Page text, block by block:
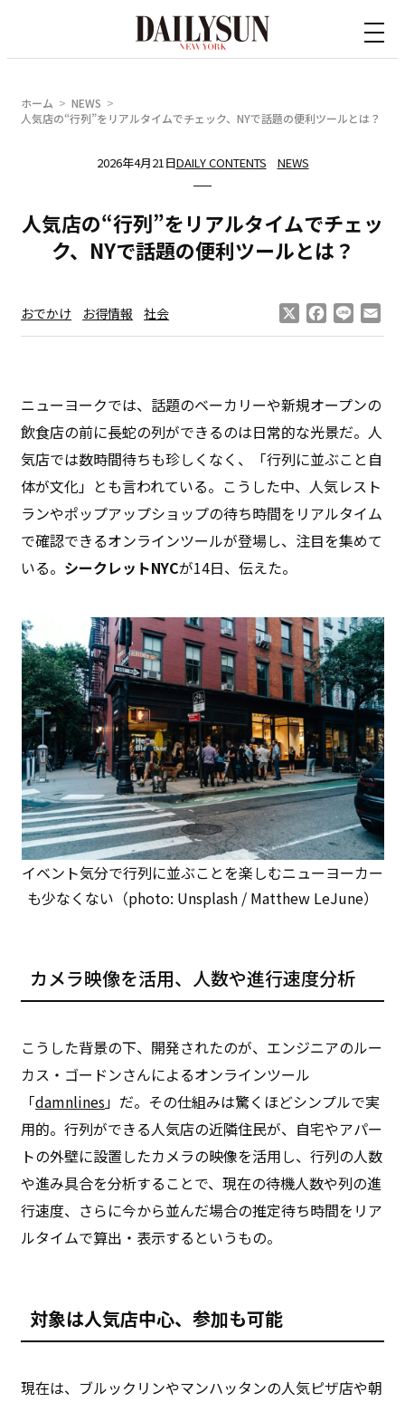
ホーム
NEWS
人気店の“行列”をリアルタイムでチェック、NYで話題の便利ツールとは？
2026年4月21日DAILY CONTENTS NEWS
人気店の“行列”をリアルタイムでチェッ
ク、NYで話題の便利ツールとは？
おでかけ お得情報 社会 Facebook
Line
ニューヨークでは、話題のベーカリーや新規オープンの
飲食店の前に長蛇の列ができるのは日常的な光景だ。人
気店では数時間待ちも珍しくなく、「行列に並ぶこと自
体が文化」とも言われている。こうした中、人気レスト
ランやポップアップショップの待ち時間をリアルタイム
で確認できるオンラインツールが登場し、注目を集めて
いる。 シークレットNYCが14日、伝えた。
イベント気分で行列に並ぶことを楽しむニューヨーカー
も少なくない（photo: Unsplash / Matthew LeJune）
カメラ映像を活用、人数や進行速度分析
こうした背景の下、開発されたのが、エンジニアのルー
カス・ゴードンさんによるオンラインツール
「damnlines」だ。その仕組みは驚くほどシンプルで実
用的。行列ができる人気店の近隣住民が、自宅やアパー
トの外壁に設置したカメラの映像を活用し、行列の人数
や進み具合を分析することで、現在の待機人数や列の進
行速度、さらに今から並んだ場合の推定待ち時間をリア
ルタイムで算出・表示するというもの。
対象は人気店中心、参加も可能
現在は、ブルックリンやマンハッタンの人気ピザ店や朝